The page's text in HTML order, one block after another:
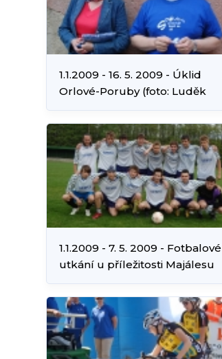
1.1.2009 - 16. 5. 2009 - Úklid
Orlové-Poruby (foto: Luděk
1.1.2009 - 7. 5. 2009 - Fotbalové
utkání u příležitosti Majálesu
(foto: Luděk Cibulka)